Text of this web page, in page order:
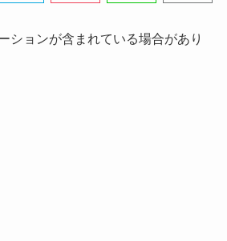
ションが含まれている場合があり